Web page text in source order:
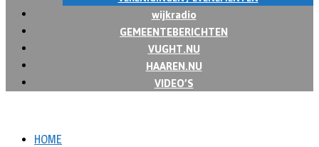
wijkradio
GEMEENTEBERICHTEN
VUGHT.NU
HAAREN.NU
VIDEO’S
HOME